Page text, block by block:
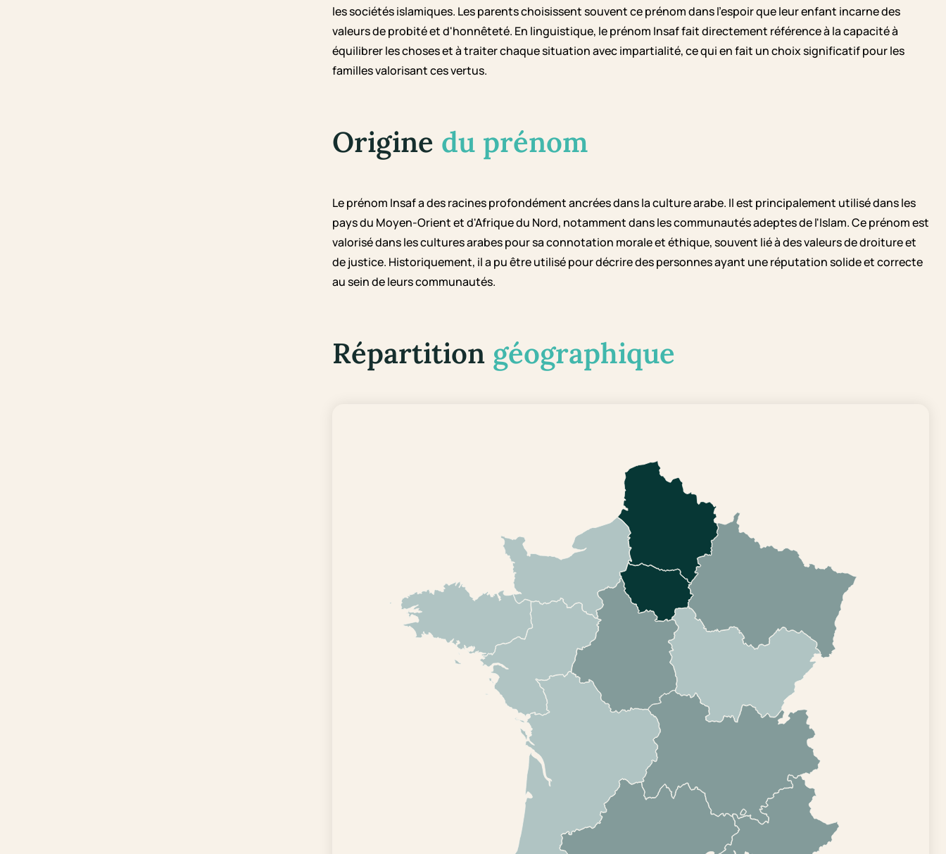
les sociétés islamiques. Les parents choisissent souvent ce prénom dans l'espoir que leur enfant incarne des
valeurs de probité et d'honnêteté. En linguistique, le prénom Insaf fait directement référence à la capacité à
équilibrer les choses et à traiter chaque situation avec impartialité, ce qui en fait un choix significatif pour les
familles valorisant ces vertus.
Origine du prénom
Le prénom Insaf a des racines profondément ancrées dans la culture arabe. Il est principalement utilisé dans les
pays du Moyen-Orient et d'Afrique du Nord, notamment dans les communautés adeptes de l'Islam. Ce prénom est
valorisé dans les cultures arabes pour sa connotation morale et éthique, souvent lié à des valeurs de droiture et
de justice. Historiquement, il a pu être utilisé pour décrire des personnes ayant une réputation solide et correcte
au sein de leurs communautés.
Répartition géographique